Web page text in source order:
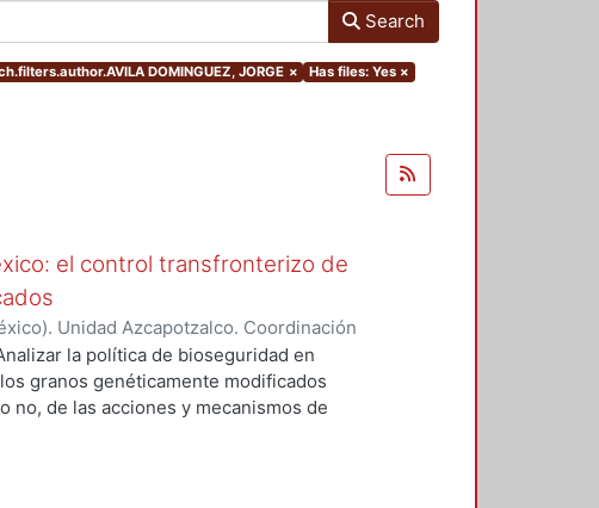
Search
DOMINGUEZ, JORGE × Has files: Yes ×
el control transfronterizo de
Unidad Azcapotzalco. Coordinación
)AVILA DOMINGUEZ, JORGE
la política de bioseguridad en
granos genéticamente modificados
no, de las acciones y mecanismos de